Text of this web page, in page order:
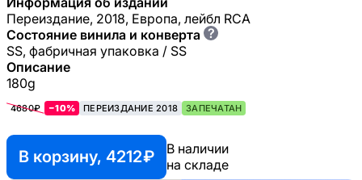
Переиздание, 2018, Европа, лейбл RCA
Состояние винила и конверта ?
SS, фабричная упаковка / SS
Описание
180g
4680₽ −10% ПЕРЕИЗДАНИЕ 2018 ЗАПЕЧАТАН
В корзину, 4212 ₽
В наличии
на складе